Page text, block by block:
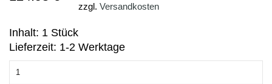
zzgl. Versandkosten
Inhalt: 1 Stück
Lieferzeit: 1-2 Werktage